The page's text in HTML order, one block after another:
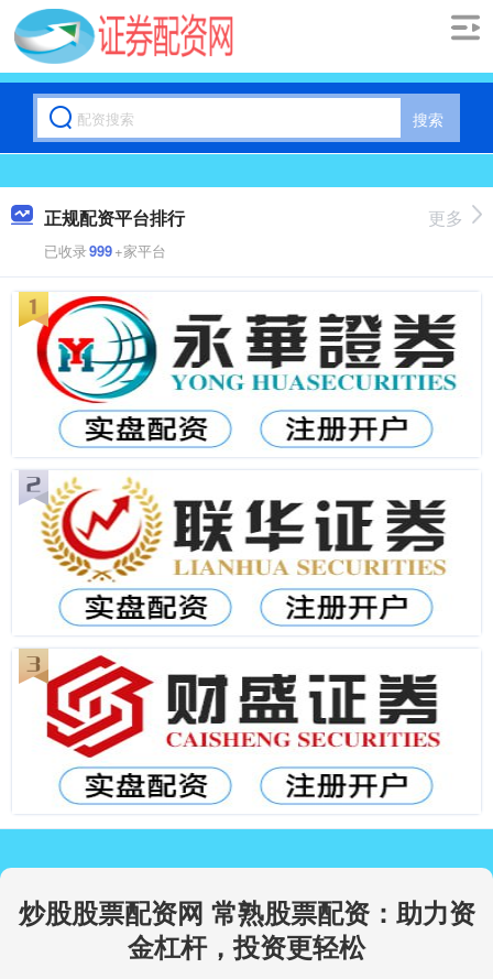
搜索
正规配资平台排行
已收录999+家平台
更多
炒股股票配资网 常熟股票配资：助力资
金杠杆，投资更轻松